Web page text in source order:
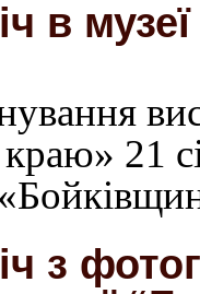
в
21
з